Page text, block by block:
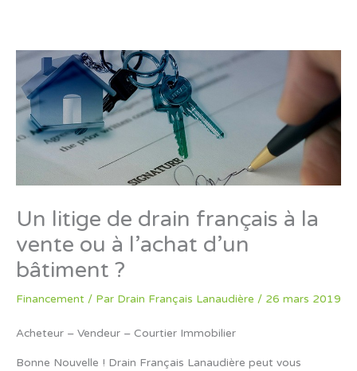
Un litige de drain français à la
vente ou à l’achat d’un
bâtiment ?
Financement / Par Drain Français Lanaudière / 26 mars 2019
Acheteur – Vendeur – Courtier Immobilier
Bonne Nouvelle ! Drain Français Lanaudière peut vous